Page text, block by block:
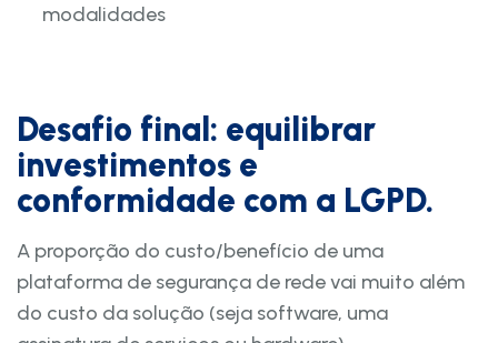
modalidades
Desafio final: equilibrar
investimentos e
conformidade com a LGPD.
A proporção do custo/benefício de uma
plataforma de segurança de rede vai muito além
do custo da solução (seja software, uma